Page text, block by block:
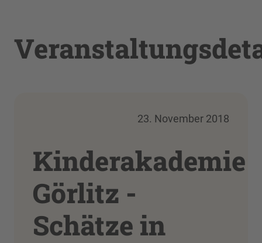
23. November 2018
Kinderakademie
Görlitz -
Schätze in